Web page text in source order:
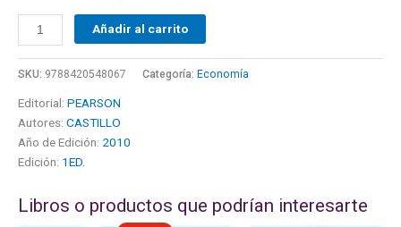
Añadir al carrito
SKU: 9788420548067 Categoría: Economía
Editorial: PEARSON
Autores: CASTILLO
Año de Edición: 2010
Edición: 1ED.
Libros o productos que podrían interesarte